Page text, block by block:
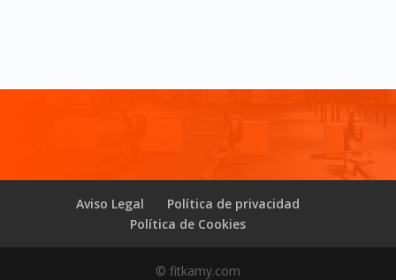
Aviso Legal
Política de privacidad
Política de Cookies
© fitkamy.com